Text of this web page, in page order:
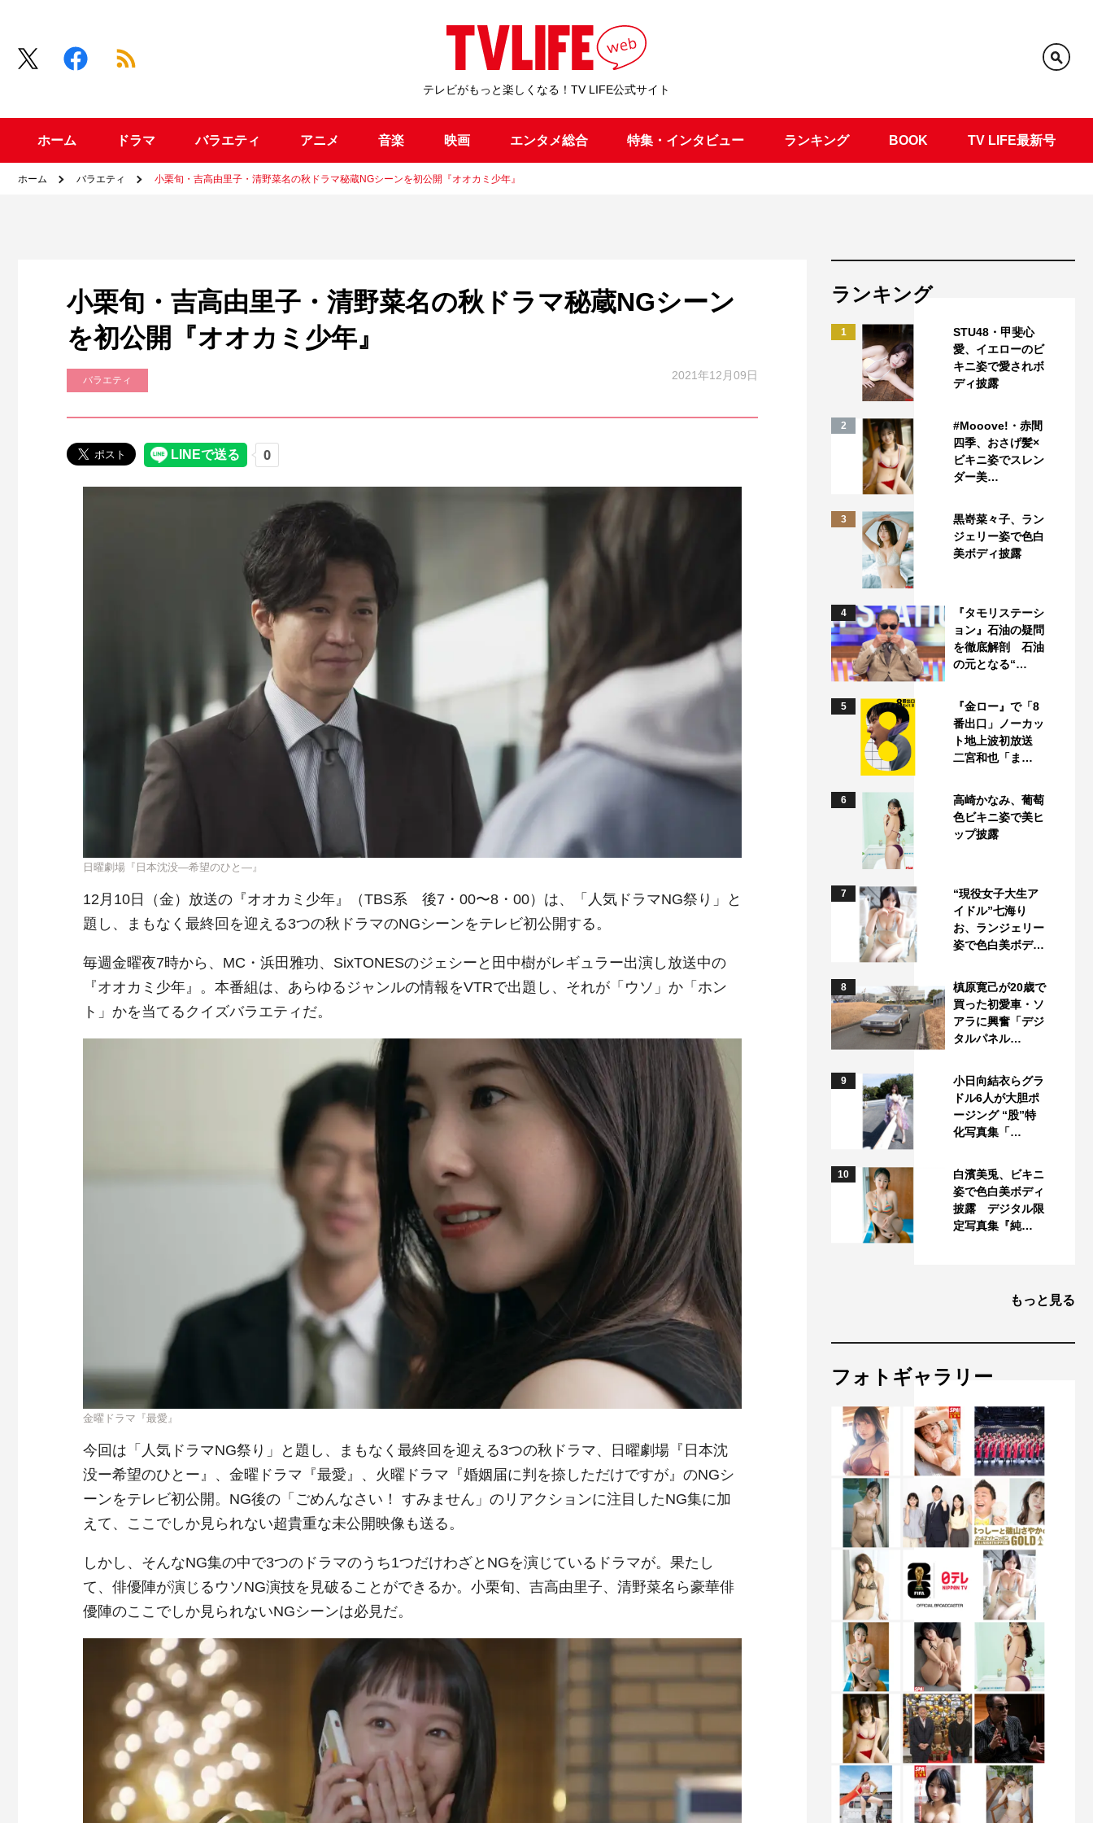
テレビがもっと楽しくなる！TV LIFE公式サイト
ホーム ドラマ バラエティ アニメ 音楽 映画 エンタメ総合 特集・インタビュー ランキング BOOK TV LIFE最新号
ホーム バラエティ 小栗旬・吉高由里子・清野菜名の秋ドラマ秘蔵NGシーンを初公開『オオカミ少年』
小栗旬・吉高由里子・清野菜名の秋ドラマ秘蔵NGシーン
を初公開『オオカミ少年』
バラエティ 2021年12月09日
日曜劇場『日本沈没―希望のひと―』
12月10日（金）放送の『オオカミ少年』（TBS系 後7・00〜8・00）は、「人気ドラマNG祭り」と
題し、まもなく最終回を迎える3つの秋ドラマのNGシーンをテレビ初公開する。
毎週金曜夜7時から、MC・浜田雅功、SixTONESのジェシーと田中樹がレギュラー出演し放送中の
『オオカミ少年』。本番組は、あらゆるジャンルの情報をVTRで出題し、それが「ウソ」か「ホン
ト」かを当てるクイズバラエティだ。
金曜ドラマ『最愛』
今回は「人気ドラマNG祭り」と題し、まもなく最終回を迎える3つの秋ドラマ、日曜劇場『日本沈
没ー希望のひとー』、金曜ドラマ『最愛』、火曜ドラマ『婚姻届に判を捺しただけですが』のNGシ
ーンをテレビ初公開。NG後の「ごめんなさい！ すみません」のリアクションに注目したNG集に加
えて、ここでしか見られない超貴重な未公開映像も送る。
しかし、そんなNG集の中で3つのドラマのうち1つだけわざとNGを演じているドラマが。果たし
て、俳優陣が演じるウソNG演技を見破ることができるか。小栗旬、吉高由里子、清野菜名ら豪華俳
優陣のここでしか見られないNGシーンは必見だ。
ランキング
1
STU48・甲斐心
愛、イエローのビ
キニ姿で愛されボ
ディ披露
2
#Mooove!・赤間
四季、おさげ髪×
ビキニ姿でスレン
ダー美…
3
黒嵜菜々子、ラン
ジェリー姿で色白
美ボディ披露
4
『タモリステーシ
ョン』石油の疑問
を徹底解剖 石油
の元となる“…
5
『金ロー』で「8
番出口」ノーカッ
ト地上波初放送
二宮和也「ま…
6
高崎かなみ、葡萄
色ビキニ姿で美ヒ
ップ披露
7
“現役女子大生ア
イドル”七海り
お、ランジェリー
姿で色白美ボデ…
8
槙原寛己が20歳で
買った初愛車・ソ
アラに興奮「デジ
タルパネル…
9
小日向結衣らグラ
ドル6人が大胆ポ
ージング “股”特
化写真集「…
10
白濱美兎、ビキニ
姿で色白美ボディ
披露 デジタル限
定写真集『純…
もっと見る
フォトギャラリー